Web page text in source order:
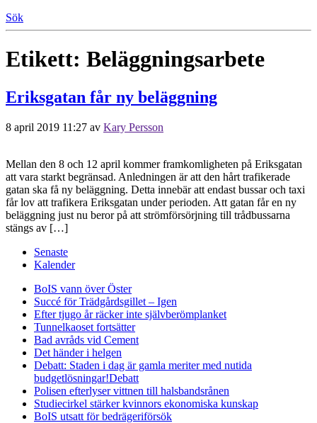
Sök
Etikett: Beläggningsarbete
Eriksgatan får ny beläggning
8 april 2019 11:27 av Kary Persson
Mellan den 8 och 12 april kommer framkomligheten på Eriksgatan
att vara starkt begränsad. Anledningen är att den hårt trafikerade
gatan ska få ny beläggning. Detta innebär att endast bussar och taxi
får lov att trafikera Eriksgatan under perioden. Att gatan får en ny
beläggning just nu beror på att strömförsörjning till trådbussarna
stängs av […]
Senaste
Kalender
BoIS vann över Öster
Succé för Trädgårdsgillet – Igen
Efter tjugo år räcker inte självberömplanket
Tunnelkaoset fortsätter
Bad avråds vid Cement
Det händer i helgen
Debatt: Staden i dag är gamla meriter med nutida
budgetlösningar!Debatt
Polisen efterlyser vittnen till halsbandsrånen
Studiecirkel stärker kvinnors ekonomiska kunskap
BoIS utsatt för bedrägeriförsök